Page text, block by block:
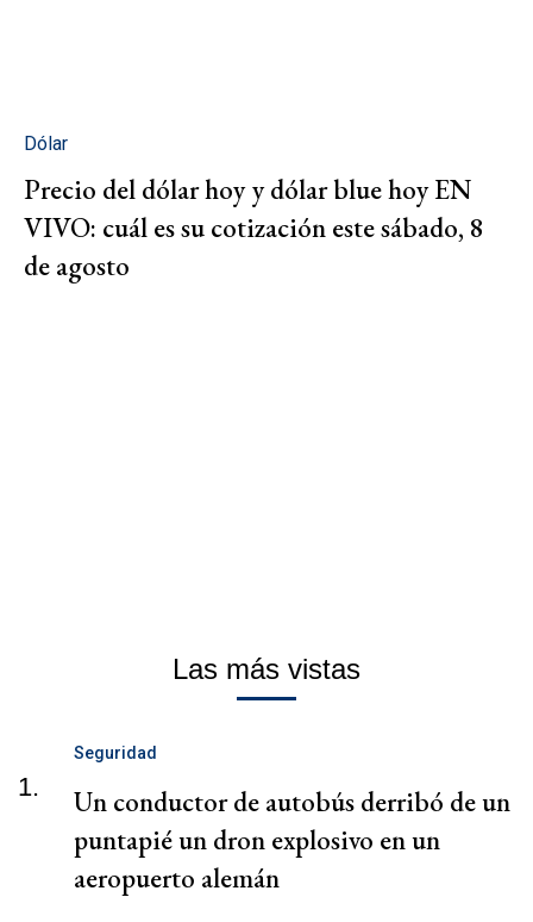
Dólar
Precio del dólar hoy y dólar blue hoy EN
VIVO: cuál es su cotización este sábado, 8
de agosto
Las más vistas
1.
Seguridad
Un conductor de autobús derribó de un
puntapié un dron explosivo en un
aeropuerto alemán